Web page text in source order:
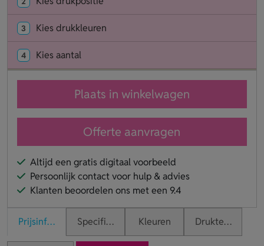
3 Kies drukkleuren
4 Kies aantal
Plaats in winkelwagen
Offerte aanvragen
Altijd een gratis digitaal voorbeeld
Persoonlijk contact voor hulp & advies
Klanten beoordelen ons met een 9.4
PrijsinformatieSpecificaties Kleuren Druktechnieken